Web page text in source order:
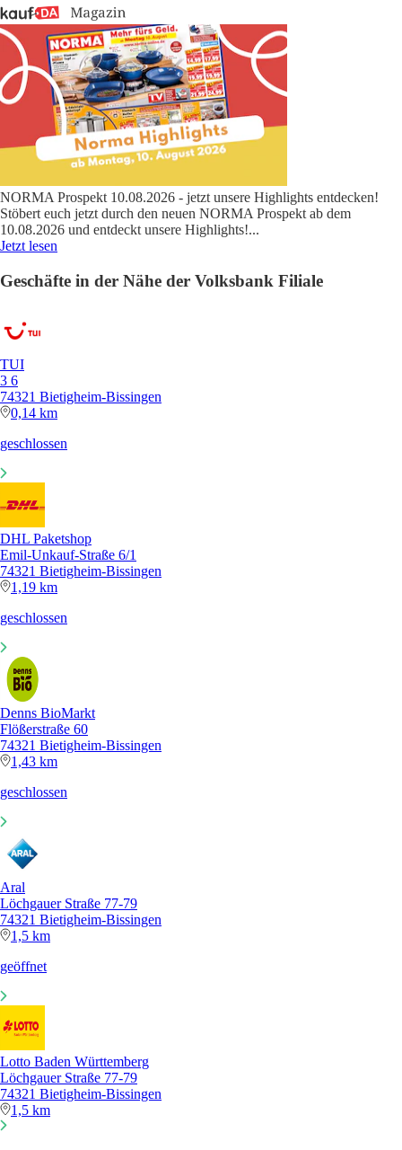
NORMA Prospekt 10.08.2026 - jetzt unsere Highlights entdecken!
Stöbert euch jetzt durch den neuen NORMA Prospekt ab dem
10.08.2026 und entdeckt unsere Highlights!...
Jetzt lesen
Geschäfte in der Nähe der Volksbank Filiale
TUI
3 6
74321 Bietigheim-Bissingen
0,14 km
geschlossen
DHL Paketshop
Emil-Unkauf-Straße 6/1
74321 Bietigheim-Bissingen
1,19 km
geschlossen
Denns BioMarkt
Flößerstraße 60
74321 Bietigheim-Bissingen
1,43 km
geschlossen
Aral
Löchgauer Straße 77-79
74321 Bietigheim-Bissingen
1,5 km
geöffnet
Lotto Baden Württemberg
Löchgauer Straße 77-79
74321 Bietigheim-Bissingen
1,5 km